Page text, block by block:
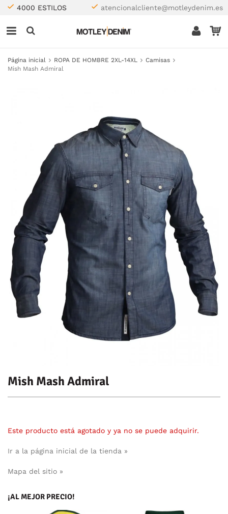
4000 ESTILOS atencionalcliente@motleydenim.es
Página inicial ROPA DE HOMBRE 2XL-14XL
Camisas
Mish Mash Admiral
Mish Mash Admiral
Este producto está agotado y ya no se puede adquirir.
Ir a la página inicial de la tienda »
Mapa del sitio »
¡AL MEJOR PRECIO!